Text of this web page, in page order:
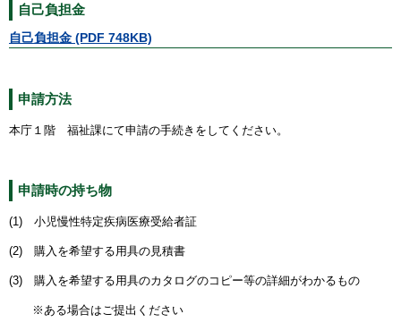
自己負担金
自己負担金 (PDF 748KB)
申請方法
本庁１階 福祉課にて申請の手続きをしてください。
申請時の持ち物
(1) 小児慢性特定疾病医療受給者証
(2) 購入を希望する用具の見積書
(3) 購入を希望する用具のカタログのコピー等の詳細がわかるもの
※ある場合はご提出ください